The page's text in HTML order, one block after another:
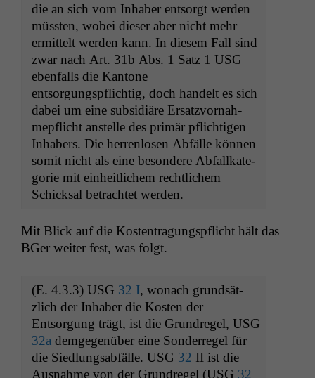
die an sich vom Inhab­er entsorgt wer­den
müssten, wobei dieser aber nicht mehr
ermit­telt wer­den kann. In diesem Fall sind
zwar nach Art. 31b Abs. 1 Satz 1 USG
eben­falls die Kan­tone
entsorgungspflichtig, doch han­delt es sich
dabei um eine sub­sidiäre Ersatzvor­nah­
mepflicht anstelle des primär pflichti­gen
Inhab­ers. Die her­ren­losen Abfälle kön­nen
somit nicht als eine beson­dere Abfal­lkat­e­
gorie mit ein­heitlichem rechtlichem
Schick­sal betra­chtet werden.
Mit Blick auf die Kos­ten­tra­gungspflicht hält das
BGer weit­er fest, was folgt.
(E. 4.3.3) USG 32 I, wonach grund­sät­
zlich der Inhab­er die Kosten der
Entsorgung trägt, ist die Grun­dregel, USG
32a demge­genüber eine Son­der­regel für
die Sied­lungsabfälle. USG 32 II ist die
Aus­nahme von der Grun­dregel (USG 32